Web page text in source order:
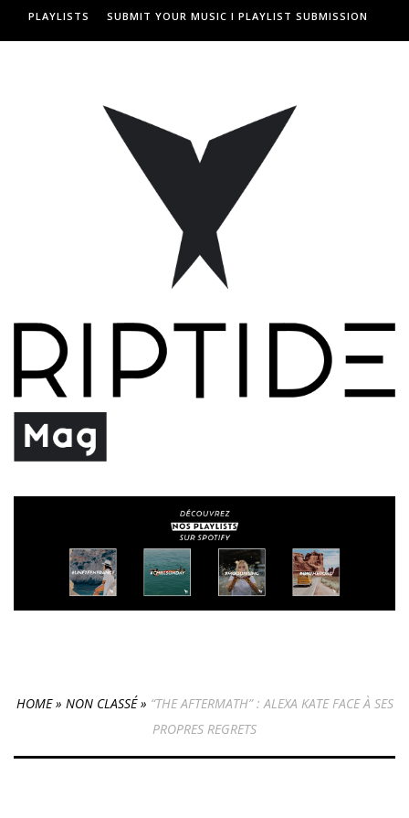
PLAYLISTS SUBMIT YOUR MUSIC I PLAYLIST SUBMISSION
HOME» NON CLASSÉ» “THE AFTERMATH” : ALEXA KATE FACE À SES
PROPRES REGRETS